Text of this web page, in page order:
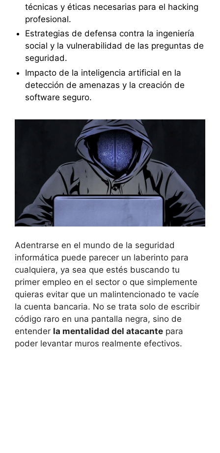
técnicas y éticas necesarias para el hacking
profesional.
Estrategias de defensa contra la ingeniería
social y la vulnerabilidad de las preguntas de
seguridad.
Impacto de la inteligencia artificial en la
detección de amenazas y la creación de
software seguro.
Adentrarse en el mundo de la seguridad
informática puede parecer un laberinto para
cualquiera, ya sea que estés buscando tu
primer empleo en el sector o que simplemente
quieras evitar que un malintencionado te vacíe
la cuenta bancaria. No se trata solo de escribir
código raro en una pantalla negra, sino de
entender la mentalidad del atacante para
poder levantar muros realmente efectivos.